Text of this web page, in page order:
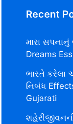
Recent
મારા
Dreams
ભારતે કરેલા
નિબંધ
Gujarati